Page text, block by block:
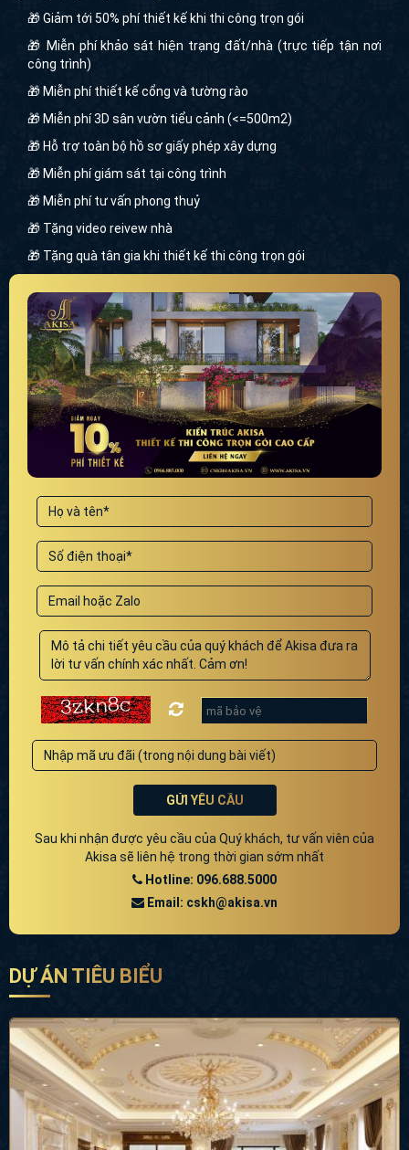
🎁 Miễn phí 3D sân vườn tiểu cảnh (<=500m2)
🎁 Hỗ trợ toàn bộ hồ sơ giấy phép xây dựng
🎁 Miễn phí giám sát tại công trình
🎁 Miễn phí tư vấn phong thuỷ
🎁 Tặng video reivew nhà
🎁 Tặng quà tân gia khi thiết kế thi công trọn gói
GỬI YÊU CẦU
Akisa sẽ liên hệ trong thời gian sớm nhất
Hotline: 096.688.5000
Email: cskh@akisa.vn
DỰ ÁN TIÊU BIỂU